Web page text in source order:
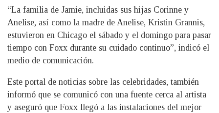
“La familia de Jamie, incluidas sus hijas Corinne y
Anelise, así como la madre de Anelise, Kristin Grannis,
estuvieron en Chicago el sábado y el domingo para pasar
tiempo con Foxx durante su cuidado continuo”, indicó el
medio de comunicación.
Este portal de noticias sobre las celebridades, también
informó que se comunicó con una fuente cerca al artista
y aseguró que Foxx llegó a las instalaciones del mejor